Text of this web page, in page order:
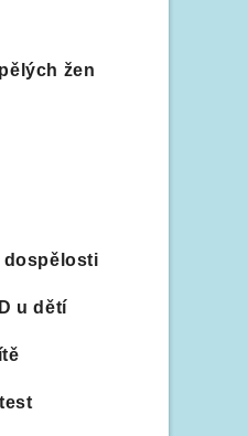
žen
dospělosti
u dětí